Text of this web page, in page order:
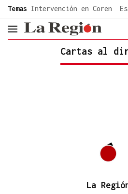
common.go-to-content
Temas Intervención en Coren
header.menu.open
Cartas al
La